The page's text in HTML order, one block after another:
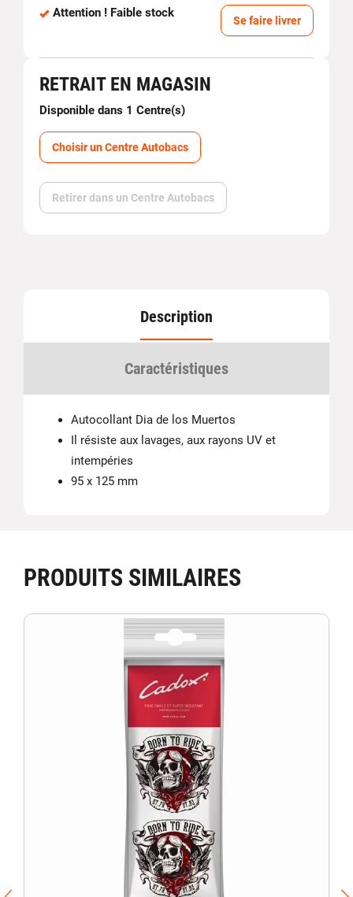
Attention ! Faible stock
Se faire livrer
RETRAIT EN MAGASIN
Disponible dans 1 Centre(s)
Choisir un Centre Autobacs
Retirer dans un Centre Autobacs
Description
Caractéristiques
Autocollant Dia de los Muertos
Il résiste aux lavages, aux rayons UV et
intempéries
95 x 125 mm
PRODUITS SIMILAIRES